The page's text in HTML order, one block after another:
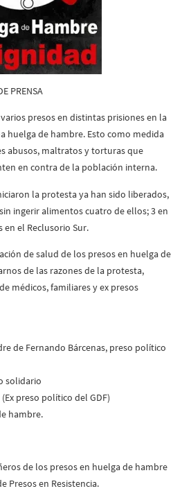
PRENSA
presos en distintas prisiones en la
huelga de hambre. Esto como medida
abusos, maltratos y torturas que
en contra de la población interna.
la protesta ya han sido liberados,
ingerir alimentos cuatro de ellos; 3 en
el Reclusorio Sur.
de salud de los presos en huelga de
de las razones de la protesta,
médicos, familiares y ex presos
de Fernando Bárcenas, preso político
solidario
preso político del GDF)
hambre.
de los presos en huelga de hambre
Presos en Resistencia.